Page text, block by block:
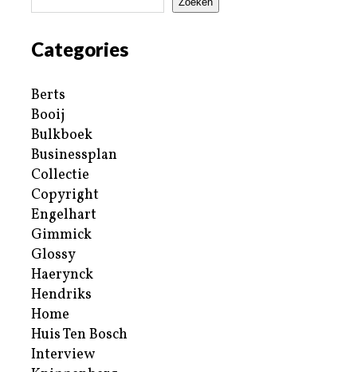
Categories
Berts
Booij
Bulkboek
Businessplan
Collectie
Copyright
Engelhart
Gimmick
Glossy
Haerynck
Hendriks
Home
Huis Ten Bosch
Interview